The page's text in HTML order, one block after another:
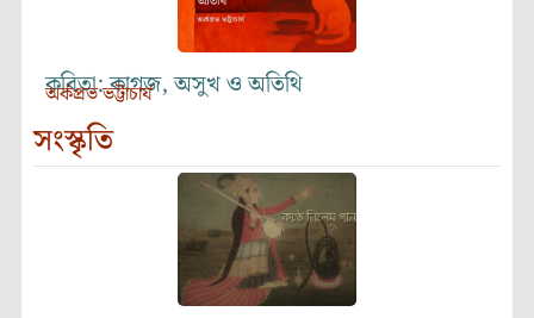
কবিতা: কাগজ, অসুখ ও অতিথি
অর্কপ্রভ ভট্টাচার্য
সংস্কৃতি